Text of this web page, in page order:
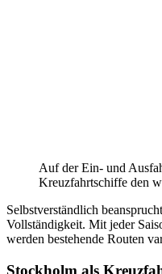
Auf der Ein- und
Kreuzfahrtschiffe den
Selbstverständlich
Vollständigkeit. Mit jeder
werden bestehende Routen
Stockholm als